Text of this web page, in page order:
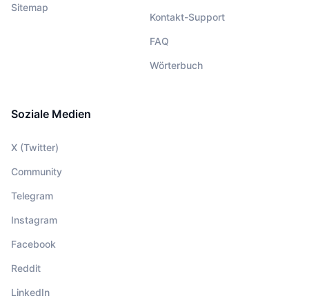
Sitemap
Kontakt-Support
FAQ
Wörterbuch
Soziale Medien
X (Twitter)
Community
Telegram
Instagram
Facebook
Reddit
LinkedIn